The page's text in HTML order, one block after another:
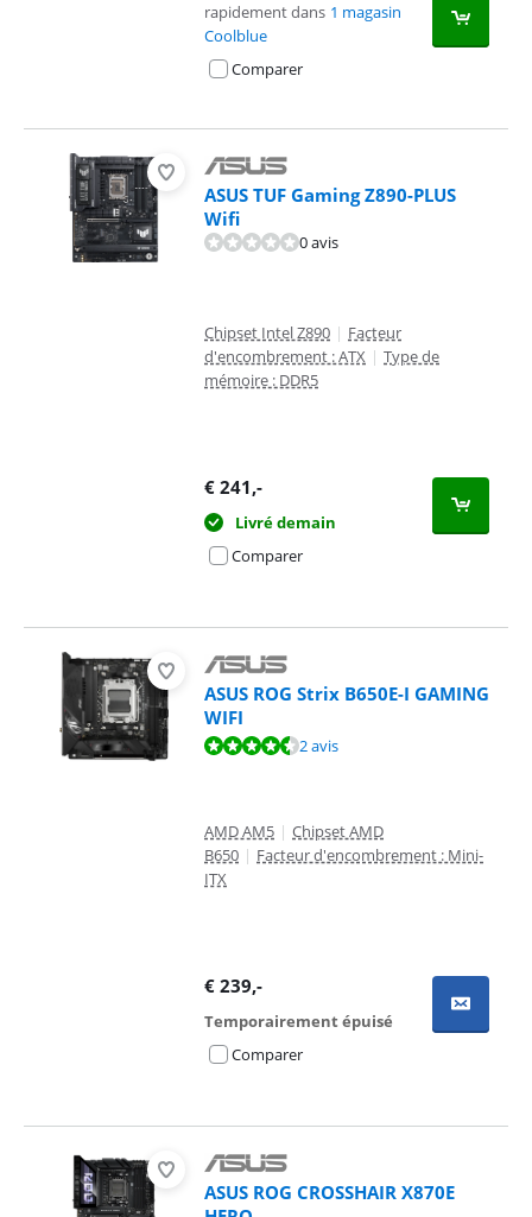
rapidement dans 1 magasin
Coolblue
Comparer
ASUS TUF Gaming Z890-PLUS
Wifi
0 avis
Chipset Intel Z890 | Facteur
d'encombrement : ATX | Type de
mémoire : DDR5
€ 241,-
Livré demain
Comparer
ASUS ROG Strix B650E-I GAMING
WIFI
La note est de 8,8 sur 10, basée sur 2 avis.2 avis
AMD AM5 | Chipset AMD
B650 | Facteur d'encombrement : Mini-
ITX
€ 239,-
Temporairement épuisé
Comparer
ASUS ROG CROSSHAIR X870E